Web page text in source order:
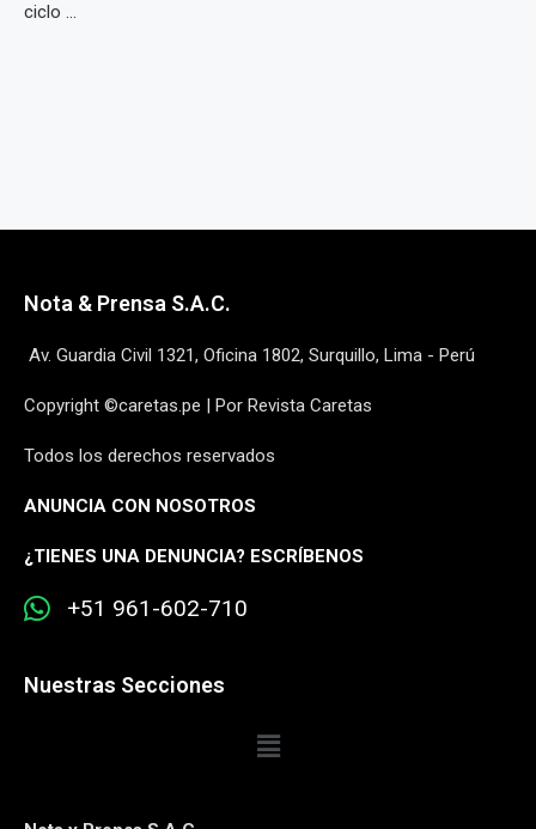
ciclo ...
Nota & Prensa S.A.C.
Av. Guardia Civil 1321, Oficina 1802, Surquillo, Lima - Perú
Copyright ©caretas.pe | Por Revista Caretas
Todos los derechos reservados
ANUNCIA CON NOSOTROS
¿TIENES UNA DENUNCIA? ESCRÍBENOS
+51 961-602-710
Nuestras Secciones